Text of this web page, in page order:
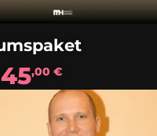
45,00€